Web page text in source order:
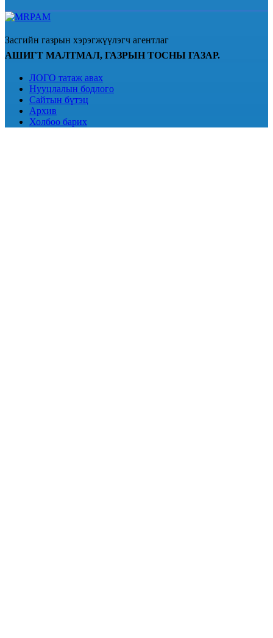
Засгийн газрын хэрэгжүүлэгч агентлаг
АШИГТ МАЛТМАЛ, ГАЗРЫН ТОСНЫ ГАЗАР.
ЛОГО татаж авах
Нууцлалын бодлого
Сайтын бүтэц
Архив
Холбоо барих